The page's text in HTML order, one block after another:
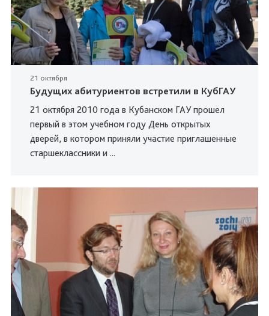
21 октября
Будущих абитуриентов встретили в КубГАУ
21 октября 2010 года в Кубанском ГАУ прошел
первый в этом учебном году День открытых
дверей, в котором приняли участие приглашенные
старшеклассники и ...